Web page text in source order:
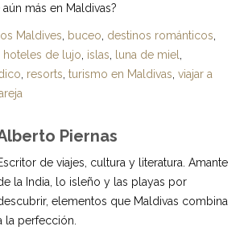
más en Maldivas?
Maldives, buceo, destinos románticos,
hoteles de lujo, islas, luna de miel,
, resorts, turismo en Maldivas, viajar a
Piernas
de viajes, cultura y literatura. Amante
la India, lo isleño y las playas por
elementos que Maldivas combina
la perfección.